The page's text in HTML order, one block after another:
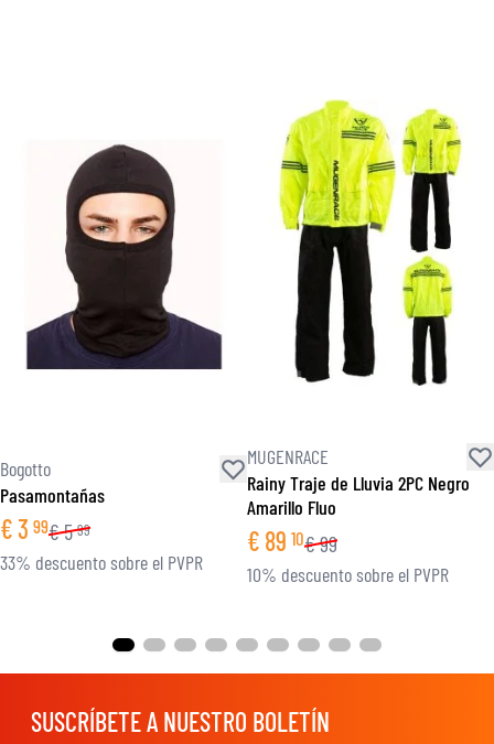
Bogotto
Pasamontañas
€3 99€5 99
33% descuento sobre el PVPR
MUGENRACE
Rainy Traje de Lluvia 2PC Negro
Amarillo Fluo
€ 89 10€99
10% descuento sobre el PVPR
SUSCRÍBETE A NUESTRO BOLETÍN